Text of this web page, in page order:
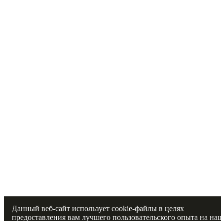
Данный веб-сайт использует cookie-файлы в целях
предоставления вам лучшего пользовательского опыта на